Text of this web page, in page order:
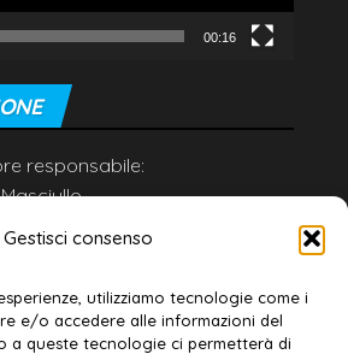
Gestisci consenso
utilizziamo tecnologie come i
e/o accedere alle informazioni del
a queste tecnologie ci permetterà di
00:16
responsabile:
Cookie policy